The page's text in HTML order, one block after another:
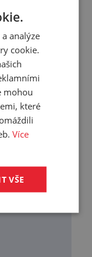
požární
materiálů
analýze
cookie.
mohou
které
Více
VŠE